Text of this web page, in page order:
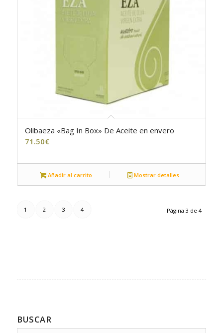
Olibaeza «Bag In Box» De Aceite en envero
71.50€
Añadir al carrito Mostrar detalles
Página 3 de 4
1 2 3 4
BUSCAR